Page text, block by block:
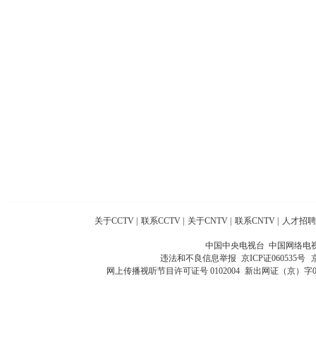
关于CCTV 联系CCTV 关于CNTV 联系CNTV 人才招聘
中国中央电视台 中国网络电
违法和不良信息举报 京ICP证060535号
网上传播视听节目许可证号 0102004 新出网证（京）